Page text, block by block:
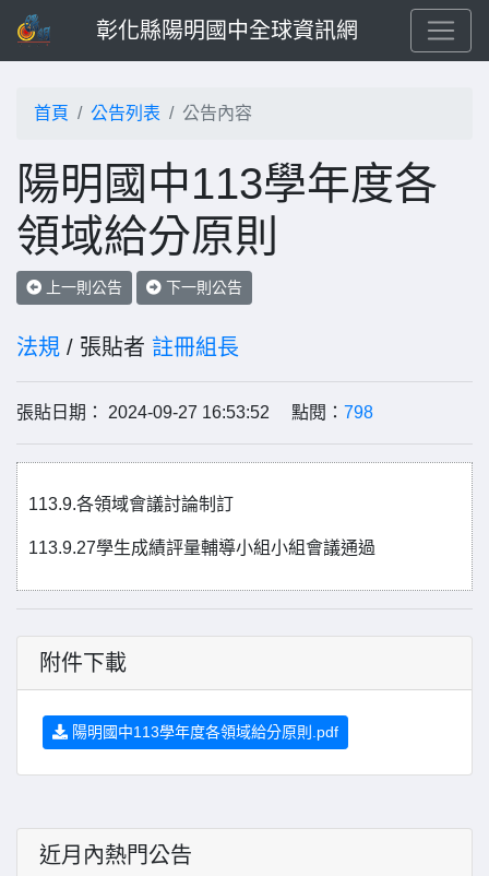
彰化縣陽明國中全球資訊網
首頁 公告列表 公告內容
陽明國中113學年度各
領域給分原則
上一則公告 下一則公告
法規 / 張貼者 註冊組長
張貼日期： 2024-09-27 16:53:52 點閱： 798
113.9.各領域會議討論制訂
113.9.27學生成績評量輔導小組小組會議通過
附件下載
陽明國中113學年度各領域給分原則.pdf
近月內熱門公告